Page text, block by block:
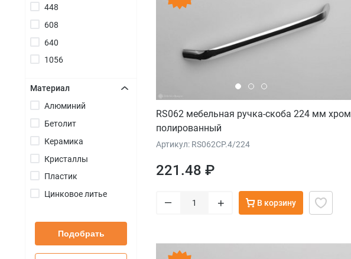
448
608
640
1056
Материал
Алюминий
Бетолит
Керамика
Кристаллы
Пластик
Цинковое литье
Подобрать
RS062 мебельная ручка-скоба 224 мм хром
полированный
Артикул: RS062CP.4/224
221.48 ₽
– + В корзину